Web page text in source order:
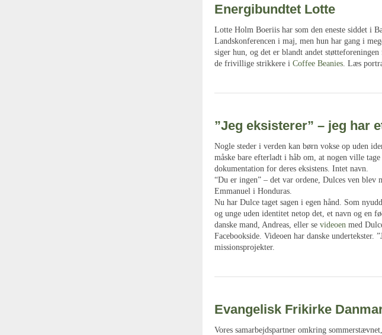
Energibundtet Lotte
Lotte Holm Boeriis har som den eneste siddet i
Landskonferencen i maj, men hun har gang i
siger hun, og det er blandt andet støtteforeningen
de frivillige strikkere i Coffee Beanies. Læs
”Jeg eksisterer” – jeg har
Nogle steder i verden kan børn vokse op uden
måske bare efterladt i håb om, at nogen ville
dokumentation for deres eksistens. Intet navn.
“Du er ingen” – det var ordene, Dulces ven blev
Emmanuel i Honduras.
Nu har Dulce taget sagen i egen hånd. Som
og unge uden identitet netop det, et navn og en
danske mand, Andreas, eller se videoen med
Facebookside. Videoen har danske undertekster.
missionsprojekter.
Evangelisk Frikirke
Vores samarbejdspartner omkring